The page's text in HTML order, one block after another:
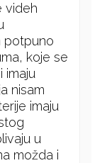
videh
potpuno
koje se
imaju
nisam
imaju
u
možda i